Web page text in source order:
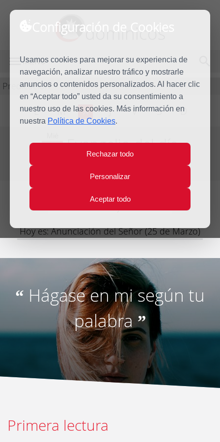
Configuración de Cookies
Usamos cookies para mejorar su experiencia de
navegación, analizar nuestro tráfico y mostrarle
anuncios o contenidos personalizados. Al hacer clic
en “Aceptar todo” usted da su consentimiento a
nuestro uso de las cookies. Más información en
nuestra Política de Cookies.
Rechazar todo
Personalizar
Aceptar todo
dominicos
MENÚ
Predicación
L M X J V S D
25 Evangelio del día
Lecturas del día y comentario
Hoy es: Anunciación del Señor (25 de Marzo)
“ Hágase en mi según tu
palabra ”
Primera lectura